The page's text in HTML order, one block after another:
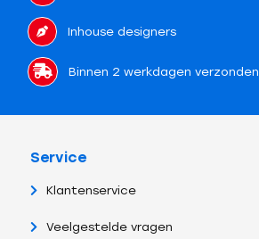
Inhouse designers
Binnen 2 werkdagen verzonden
Service
Klantenservice
Veelgestelde vragen